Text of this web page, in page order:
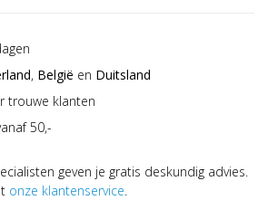
, België en Duitsland
trouwe klanten
50,-
geven je gratis deskundig advies.
onze klantenservice.